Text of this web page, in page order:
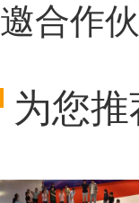
邀合作伙
为您推